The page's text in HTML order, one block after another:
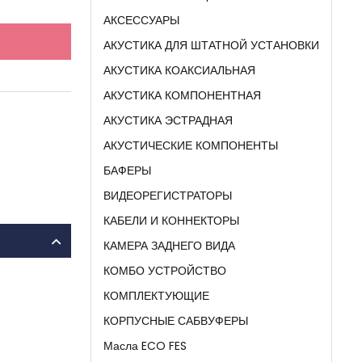
АКСЕССУАРЫ
АКУСТИКА ДЛЯ ШТАТНОЙ УСТАНОВКИ
АКУСТИКА КОАКСИАЛЬНАЯ
АКУСТИКА КОМПОНЕНТНАЯ
АКУСТИКА ЭСТРАДНАЯ
АКУСТИЧЕСКИЕ КОМПОНЕНТЫ
БАФЕРЫ
ВИДЕОРЕГИСТРАТОРЫ
КАБЕЛИ И КОННЕКТОРЫ
КАМЕРА ЗАДНЕГО ВИДА
КОМБО УСТРОЙСТВО
КОМПЛЕКТУЮЩИЕ
КОРПУСНЫЕ САБВУФЕРЫ
Масла ECO FES